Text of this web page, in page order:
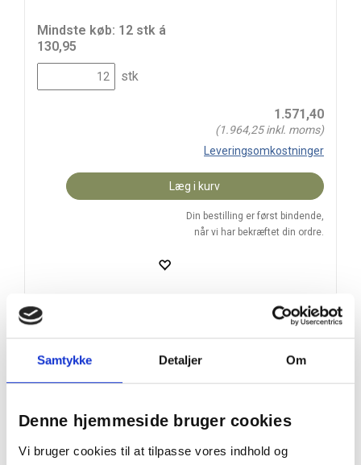
Samtykke Detaljer Om
Denne hjemmeside bruger cookies
Vi bruger cookies til at tilpasse vores indhold og
Mindste køb: 12 stk á
130,95
stk
1.571,40
(1.964,25inkl. moms)
Leveringsomkostninger
Læg i kurv
Din bestilling er først bindende,
når vi har bekræftet din ordre.
påskegave
Handelsbetingelser